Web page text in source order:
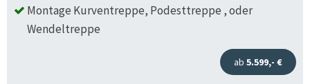
Montage Kurventreppe, Podesttreppe , oder
Wendeltreppe
ab 5.599,- €